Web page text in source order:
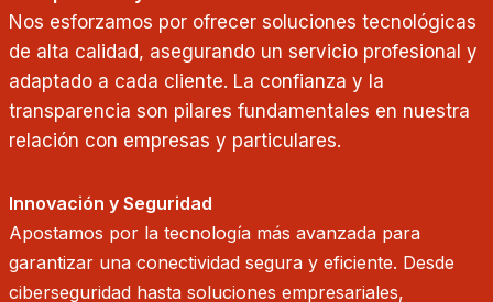
Nos esforzamos por ofrecer soluciones tecnológicas
de alta calidad, asegurando un servicio profesional y
adaptado a cada cliente. La confianza y la
transparencia son pilares fundamentales en nuestra
relación con empresas y particulares.
Innovación y Seguridad
Apostamos por la tecnología más avanzada para
garantizar una conectividad segura y eficiente. Desde
ciberseguridad hasta soluciones empresariales,